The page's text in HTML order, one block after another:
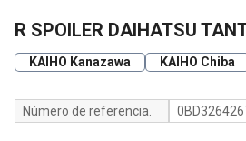
R SPOILER DAIHATSU
KAIHO Kanazawa KAIHO Chiba
Número de referencia.